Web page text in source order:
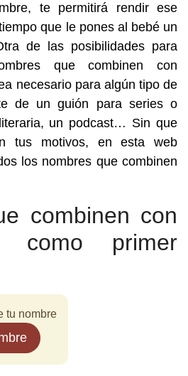
te permitirá rendir ese
que le pones al bebé un
de las posibilidades para
que combinen con
necesario para algún tipo de
de un guión para series o
un podcast… Sin que
tus motivos, en esta web
los nombres que combinen
combinen con
como primer
tu nombre